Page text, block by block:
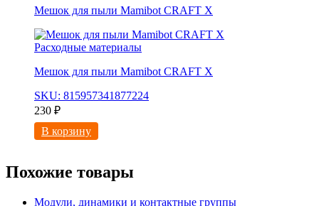
Мешок для пыли Mamibot CRAFT X
Расходные материалы
Мешок для пыли Mamibot CRAFT X
SKU: 815957341877224
230 ₽
В корзину
Похожие товары
Модули, динамики и контактные группы